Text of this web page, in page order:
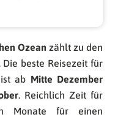
Ozean zählt zu den
beste Reisezeit für
ab Mitte Dezember
. Reichlich Zeit für
Monate für einen